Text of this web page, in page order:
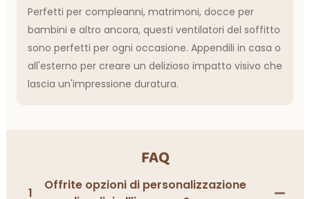
Perfetti per compleanni, matrimoni, docce per
bambini e altro ancora, questi ventilatori del soffitto
sono perfetti per ogni occasione. Appendili in casa o
all'esterno per creare un delizioso impatto visivo che
lascia un'impressione duratura.
FAQ
1
Offrite opzioni di personalizzazione